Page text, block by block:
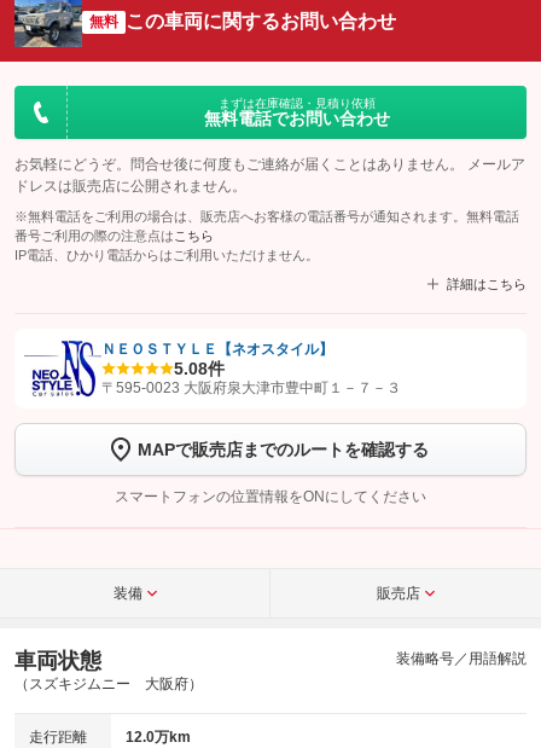
無料 この車両に関するお問い合わせ
まずは在庫確認・見積り依頼
無料電話でお問い合わせ
お気軽にどうぞ。問合せ後に何度もご連絡が届くことはありません。 メールア
ドレスは販売店に公開されません。
※無料電話をご利用の場合は、販売店へお客様の電話番号が通知されます。無料電話
番号ご利用の際の注意点は こちら
IP電話、ひかり電話からはご利用いただけません。
詳細はこちら
【STEP1】 認証画面でグーネットを友だち追加してから「許可する」ボタンを押
トーク画面で
ボタンをタップして問い合わせを
完了してください。
こちら
ＮＥＯＳＴＹＬＥ【ネオスタイル】
5.08件
〒595-0023 大阪府泉大津市豊中町１－７－３
MAPで販売店までのルートを確認する
スマートフォンの位置情報をONにしてください
装備 販売店
車両状態
（スズキジムニー 大阪府）
装備略号／用語解説
走行距離 12.0万km